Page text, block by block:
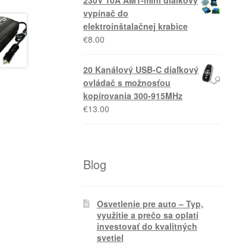
vypínač do
elektroinštalačnej krabice
€8.00
20 Kanálový USB-C diaľkový
ovládač s možnosťou
kopírovania 300-915MHz
€13.00
Blog
Osvetlenie pre auto – Typ,
využitie a prečo sa oplatí
investovať do kvalitných
svetiel